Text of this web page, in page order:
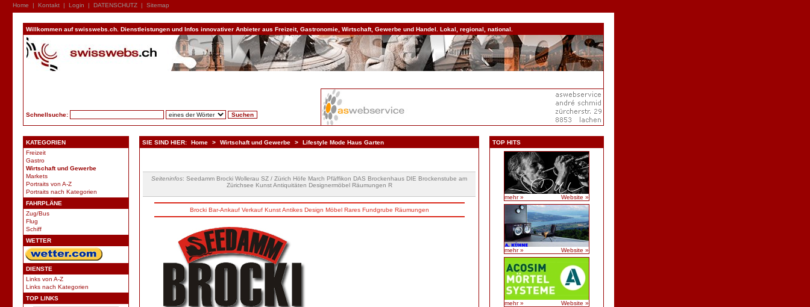
Home | Kontakt | Login | DATENSCHUTZ | Sitemap
Willkommen auf swisswebs.ch. Dienstleistungen und Infos innovativer Anbieter aus Freizeit, Gastronomie, Wirtschaft, Gewerbe und Handel. Lokal, regional, national.
Schnellsuche:
KATEGORIEN
Freizeit
Gastro
Wirtschaft und Gewerbe
Markets
Portraits von A-Z
Portraits nach Kategorien
FAHRPLÄNE
Zug/Bus
Flug
Schiff
WETTER
DIENSTE
Links von A-Z
Links nach Kategorien
TOP LINKS
SIE SIND HIER: Home > Wirtschaft und Gewerbe > Lifestyle Mode Haus Garten
Seiteninfos: Seedamm Brocki Wollerau SZ / Zürich Höfe March Pfäffikon DAS Brockenhaus DIE Brockenstube am
Zürichsee Kunst Antiquitäten Designermöbel Räumungen R
Brocki Bar-Ankauf Verkauf Kunst Antikes Design Möbel Rares Fundgrube Räumungen
TOP HITS
mehr » Website »
mehr » Website »
mehr » Website »